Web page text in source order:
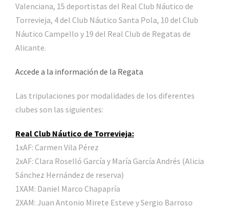
Valenciana, 15 deportistas del Real Club Náutico de
Torrevieja, 4 del Club Náutico Santa Pola, 10 del Club
Náutico Campello y 19 del Real Club de Regatas de
Alicante.
Accede a la información de la Regata
Las tripulaciones por modalidades de los diferentes
clubes son las siguientes:
Real Club Náutico de Torrevieja:
1xAF: Carmen Vila Pérez
2xAF: Clara Roselló García y María García Andrés (Alicia
Sánchez Hernández de reserva)
1XAM: Daniel Marco Chapapría
2XAM: Juan Antonio Mirete Esteve y Sergio Barroso